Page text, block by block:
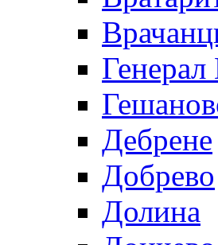
Генерал
Дебрене
Добрево
Долина